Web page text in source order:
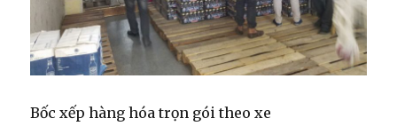
Bốc xếp hàng hóa trọn gói theo xe